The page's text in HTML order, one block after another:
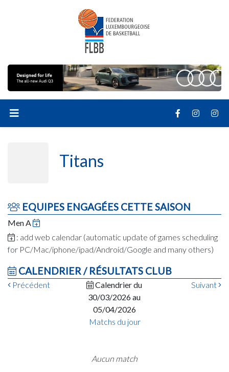
Titans
EQUIPES ENGAGÉES CETTE SAISON
Men A
: add web calendar (automatic update of games scheduling
for PC/Mac/iphone/ipad/Android/Google and many others)
CALENDRIER / RÉSULTATS CLUB
Précédent
Calendrier du
30/03/2026 au
05/04/2026
Suivant
Matchs du jour
Aucun match